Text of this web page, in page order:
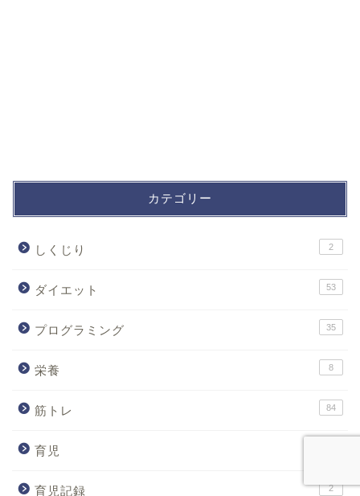
カテゴリー
しくじり 2
ダイエット 53
プログラミング 35
栄養 8
筋トレ 84
育児
育児記録 2